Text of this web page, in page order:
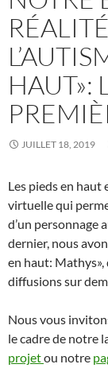
HAUT»:
JUILLET 18, 2019
Les pieds en haut
virtuelle qui
d’un personnage
dernier, nous
en haut:
diffusions sur
Nous vous
le cadre de notre
projetou notre